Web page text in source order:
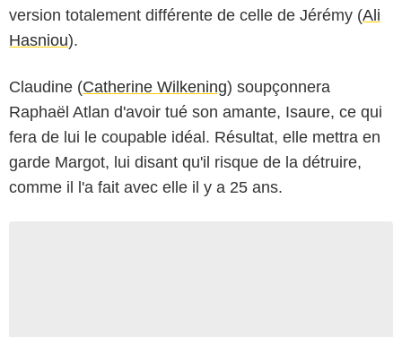
version totalement différente de celle de Jérémy (Ali
Hasniou).
Claudine (Catherine Wilkening) soupçonnera
Raphaël Atlan d'avoir tué son amante, Isaure, ce qui
fera de lui le coupable idéal. Résultat, elle mettra en
garde Margot, lui disant qu'il risque de la détruire,
comme il l'a fait avec elle il y a 25 ans.